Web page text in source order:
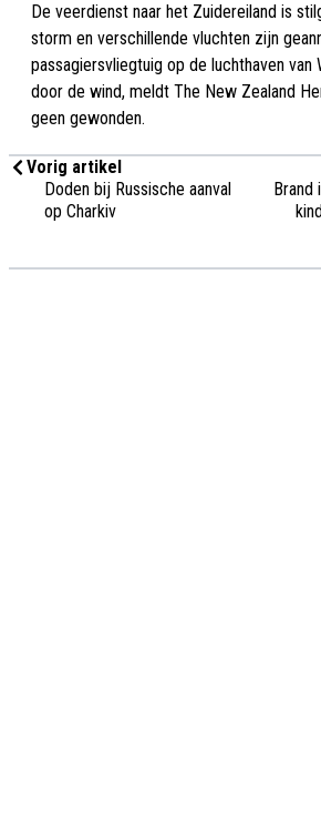
De veerdienst naar het Zuidereiland is
storm en verschillende vluchten zijn
passagiersvliegtuig op de luchthaven van
door de wind, meldt The New Zealand
geen gewonden.
Vorig artikel
Doden bij Russische aanval
op Charkiv
Brand